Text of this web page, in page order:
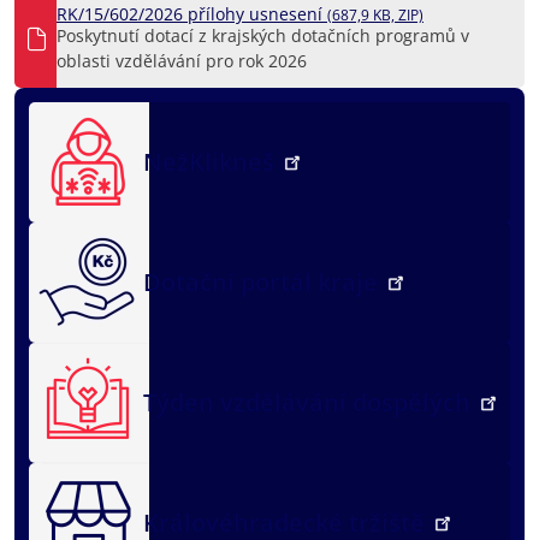
NežKlikneš
Dotační portál kraje
Týden vzdělávání dospělých
Královéhradecké tržiště
RK/15/602/2026 přílohy usnesení (687,9 KB, ZIP)
Poskytnutí dotací z krajských dotačních programů v
oblasti vzdělávání pro rok 2026